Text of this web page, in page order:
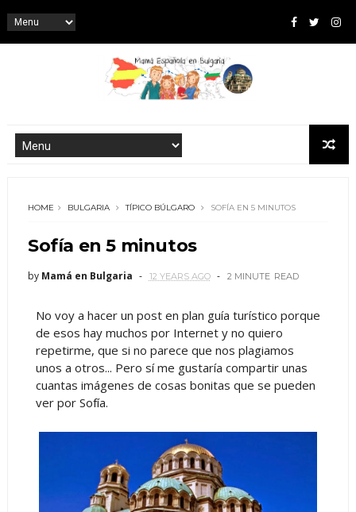
HOME BULGARIA TÍPICO BÚLGARO SOFÍA EN 5 MINUTOS
Sofía en 5 minutos
by Mamá en Bulgaria 12 YEARS AGO 2 MINUTE READ
No voy a hacer un post en plan guía turístico porque
de esos hay muchos por Internet y no quiero
repetirme, que si no parece que nos plagiamos
unos a otros... Pero sí me gustaría compartir unas
cuantas imágenes de cosas bonitas que se pueden
ver por Sofía.